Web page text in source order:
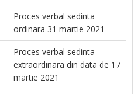
Proces verbal sedinta
ordinara 31 martie 2021
Proces verbal sedinta
extraordinara din data de 17
martie 2021